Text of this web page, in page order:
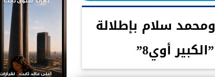
سرقة بنك على طريقة La Casa De Papel ومحمد سلام بإطلالة